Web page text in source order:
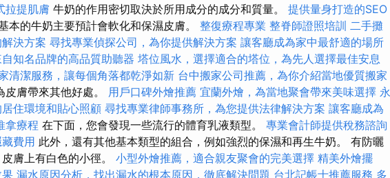
拉提肌膚 牛奶的作用密切取決於所用成分的成分和質量。 提供量身打造的SEO
本的牛奶主要預計會軟化和保濕皮膚。 整復療程專業 整脊師證照培訓 二手攤
決方案 尋找專業偵探公司，為你提供解決方案 讓客廳成為家中最舒適的場所
知名品牌的高品質助聽器 塔位風水，選擇適合的塔位，為先人選擇最佳安息
清潔服務，讓每個角落都乾淨如新 台中搬家公司推薦，為你介紹當地優質搬家
膚帶來其他好處。 用戶口碑外燴推薦 宜蘭外燴，為當地聚會帶來美味選擇 永
住環境和貼心照顧 尋找專業律師事務所，為您提供法律解決方案 讓客廳成為
拿療程 在下面，您會發現一些流行的體育乳液類型。 專業會計師提供稅務諮詢
費用 此外，還有其他基本類型的組合，例如強烈的保濕和再生牛奶。 有防曬
膚上有白色的小徑。 小型外燴推薦，適合親友聚會的完美選擇 精美外燴擺
漏水原因分析，找出漏水的根本原因，徹底解決問題 台北記帳士推薦服務 多